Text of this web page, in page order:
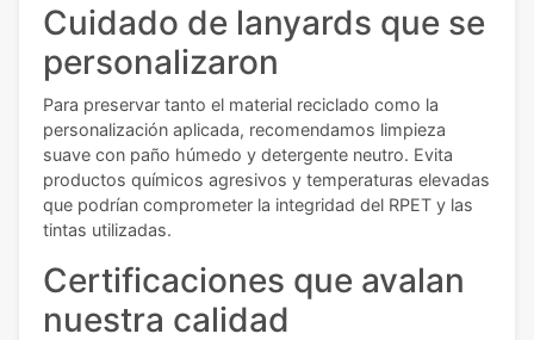
Cuidado de lanyards que se
personalizaron
Para preservar tanto el material reciclado como la
personalización aplicada, recomendamos limpieza
suave con paño húmedo y detergente neutro. Evita
productos químicos agresivos y temperaturas elevadas
que podrían comprometer la integridad del RPET y las
tintas utilizadas.
Certificaciones que avalan
nuestra calidad